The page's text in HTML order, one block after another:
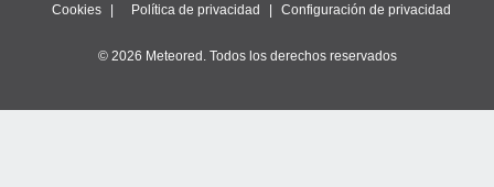
Cookies Política de privacidad Configuración de privacidad
© 2026 Meteored. Todos los derechos reservados